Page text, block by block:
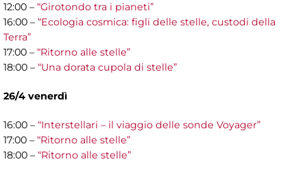
12:00 – “Girotondo tra i pianeti”
16:00 – “Ecologia cosmica: figli delle stelle, custodi della
Terra”
17:00 – “Ritorno alle stelle”
18:00 – “Una dorata cupola di stelle”
26/4 venerdì
16:00 – “Interstellari – il viaggio delle sonde Voyager”
17:00 – “Ritorno alle stelle”
18:00 – “Ritorno alle stelle”